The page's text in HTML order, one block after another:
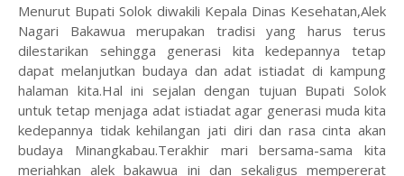
Menurut Bupati Solok diwakili Kepala Dinas Kesehatan,Alek
Nagari Bakawua merupakan tradisi yang harus terus
dilestarikan sehingga generasi kita kedepannya tetap
dapat melanjutkan budaya dan adat istiadat di kampung
halaman kita.Hal ini sejalan dengan tujuan Bupati Solok
untuk tetap menjaga adat istiadat agar generasi muda kita
kedepannya tidak kehilangan jati diri dan rasa cinta akan
budaya Minangkabau.Terakhir mari bersama-sama kita
meriahkan alek bakawua ini dan sekaligus mempererat